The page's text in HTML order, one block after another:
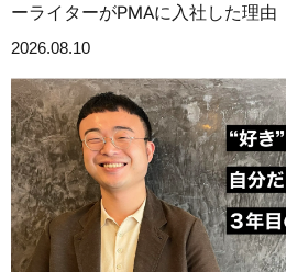
ーライターがPMAに入社した理由
2026.08.10